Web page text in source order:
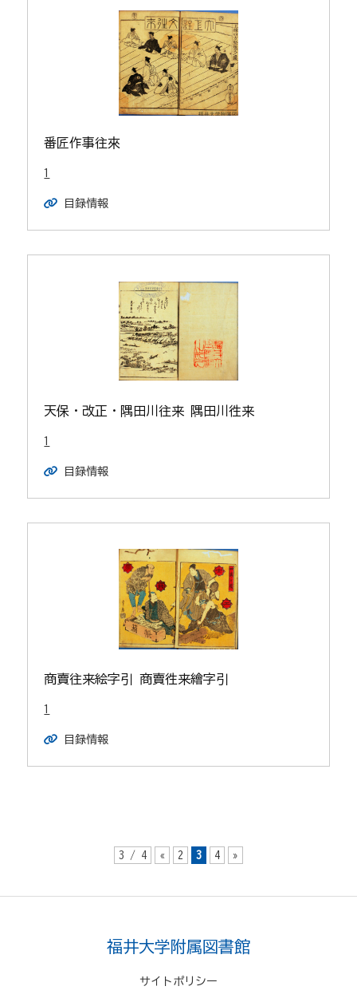
番匠作事往來
1
目録情報
天保・改正・隅田川往来 隅田川徃来
1
目録情報
商賣往来絵字引 商賣徃来繪字引
1
目録情報
3 / 4 « 2 3 4 »
福井大学附属図書館
サイトポリシー